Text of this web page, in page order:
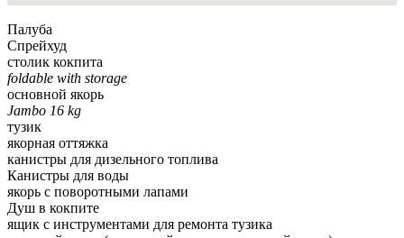
Палуба
Спрейхуд
столик кокпита
foldable with storage
основной якорь
Jambo 16 kg
тузик
якорная оттяжка
канистры для дизельного топлива
Канистры для воды
якорь с поворотными лапами
Душ в кокпите
ящик с инструментами для ремонта тузика